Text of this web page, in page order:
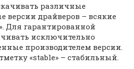
различные
версии драйверов – всякие
Для гарантированной
исключительно
производителем версии.
«stable» – стабильный.